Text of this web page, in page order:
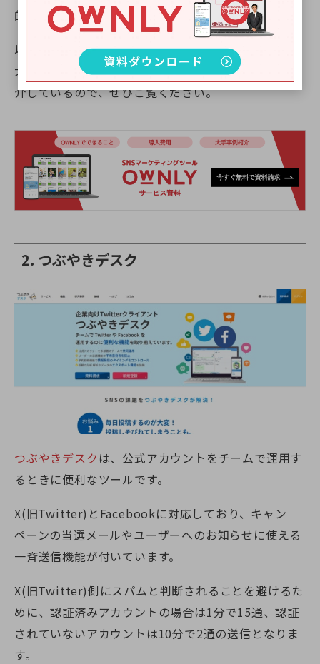
的なキャンペーン施策を実施できるでしょう。
以下の資料では、OWNLYでできることや導入費用、
大手企業の成功事例などのサービス概要をまとめて紹
介しているので、ぜひご覧ください。
2. つぶやきデスク
つぶやきデスク は、公式アカウントをチームで運用す
るときに便利なツールです。
X(旧Twitter) とFacebookに対応しており、キャン
ペーンの当選メールやユーザーへのお知らせに使える
一斉送信機能が付いています。
X(旧Twitter)側にスパムと判断されることを避けるた
めに、認証済みアカウントの場合は1分で15通、認証
されていないアカウントは10分で2通の送信となりま
す。